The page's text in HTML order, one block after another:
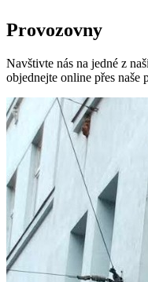
Provozovny
Navštivte nás na jedné z
objednejte online přes naše